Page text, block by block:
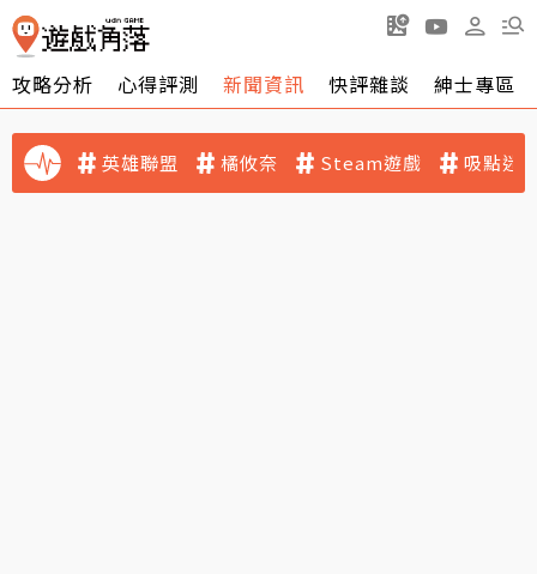
攻略分析 心得評測 新聞資訊 快評雜談 紳士專區
英雄聯盟 橘攸奈 Steam遊戲 吸點迷